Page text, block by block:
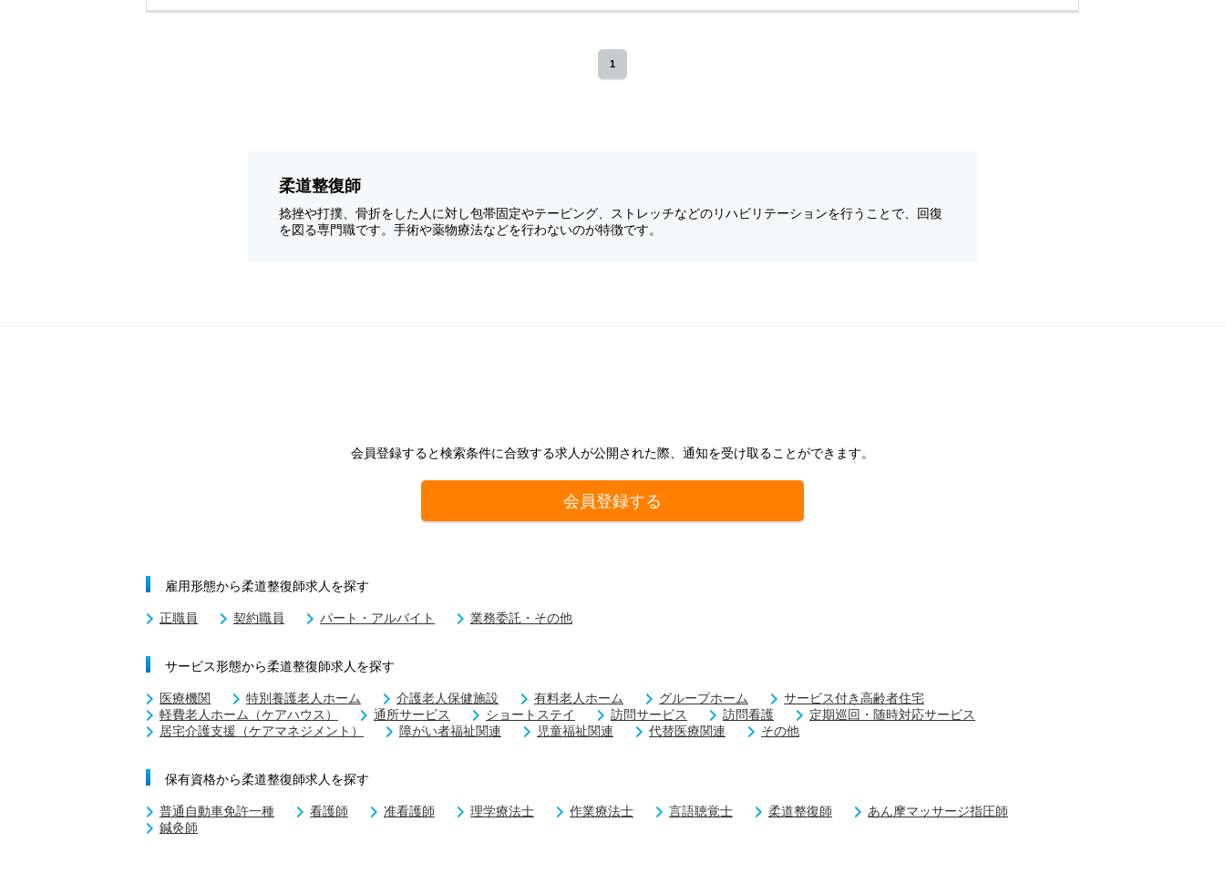
1
柔道整復師
捻挫や打撲、骨折をした人に対し包帯固定やテーピング、ストレッチなどのリハビリテーションを行うことで、回復
を図る専門職です。手術や薬物療法などを行わないのが特徴です。
会員登録すると検索条件に合致する求人が公開された際、通知を受け取ることができます。
会員登録する
雇用形態から柔道整復師求人を探す
正職員 契約職員 パート・アルバイト 業務委託・その他
サービス形態から柔道整復師求人を探す
医療機関 特別養護老人ホーム 介護老人保健施設 有料老人ホーム グループホーム
サービス付き高齢者住宅
軽費老人ホーム（ケアハウス）
通所サービス ショートステイ 訪問サービス 訪問看護
定期巡回・随時対応サービス
居宅介護支援（ケアマネジメント）
障がい者福祉関連 児童福祉関連 代替医療関連 その他
保有資格から柔道整復師求人を探す
普通自動車免許一種 看護師 准看護師 理学療法士 作業療法士 言語聴覚士 柔道整復師
あん摩マッサージ指圧師
鍼灸師